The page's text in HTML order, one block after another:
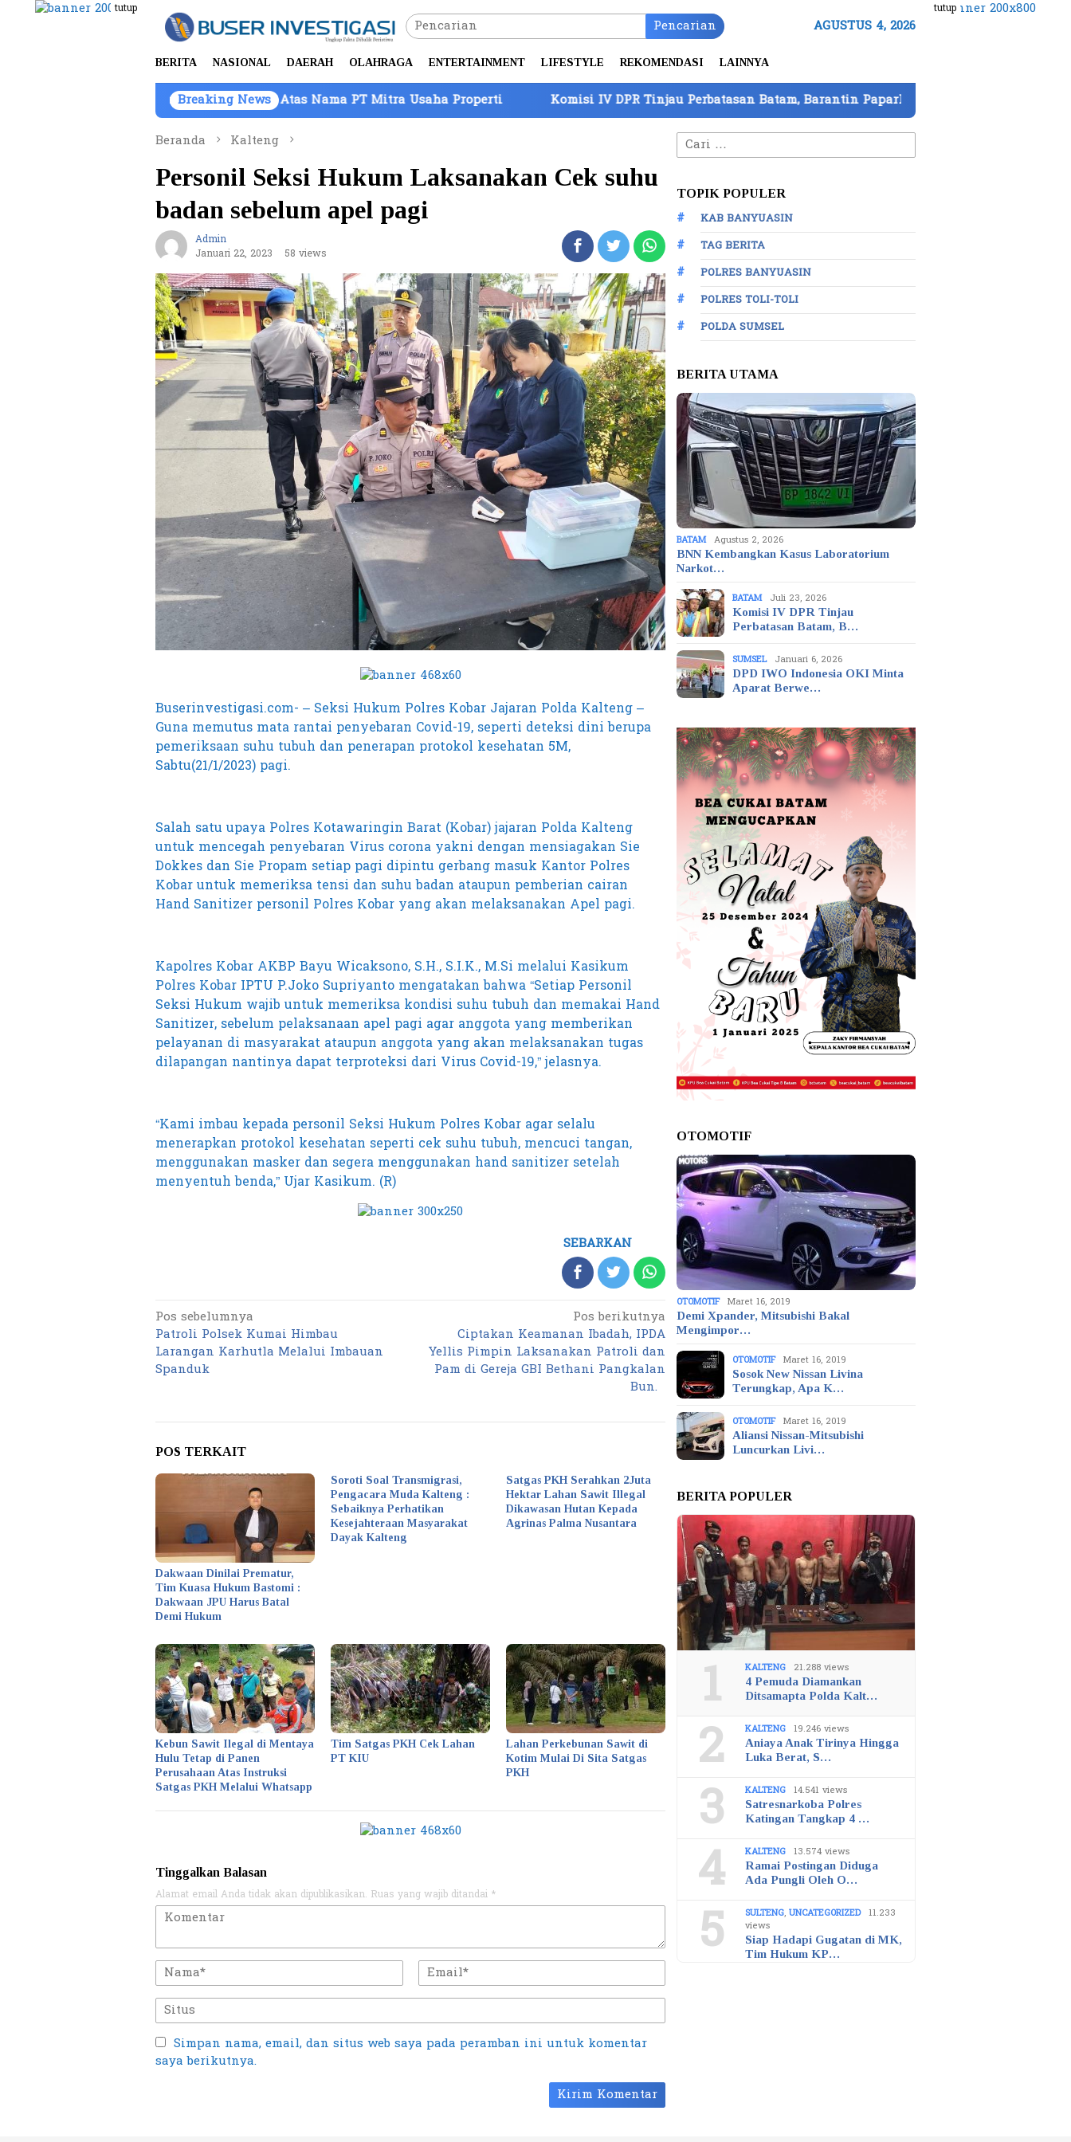
Loncat
tutup tutup
Pencarian AGUSTUS 4, 2026
BERITA NASIONAL DAERAH OLAHRAGA ENTERTAINMENT LIFESTYLE REKOMENDASI LAINNYA
Breaking News
Barang Bukti Atas Nama PT Mitra Usaha Properti Komisi IV DPR Tinjau Perbatasan Batam, Barantin Paparkan 7 Strategi Perkuat Pengawasan
Beranda
Kalteng
Personil Seksi Hukum Laksanakan Cek suhu
badan sebelum apel pagi
Admin
Januari 22, 2023
58 views
Buserinvestigasi.com- – Seksi Hukum Polres Kobar Jajaran Polda Kalteng –
Guna memutus mata rantai penyebaran Covid-19, seperti deteksi dini berupa
pemeriksaan suhu tubuh dan penerapan protokol kesehatan 5M,
Sabtu(21/1/2023) pagi.
Salah satu upaya Polres Kotawaringin Barat (Kobar) jajaran Polda Kalteng
untuk mencegah penyebaran Virus corona yakni dengan mensiagakan Sie
Dokkes dan Sie Propam setiap pagi dipintu gerbang masuk Kantor Polres
Kobar untuk memeriksa tensi dan suhu badan ataupun pemberian cairan
Hand Sanitizer personil Polres Kobar yang akan melaksanakan Apel pagi.
Kapolres Kobar AKBP Bayu Wicaksono, S.H., S.I.K., M.Si melalui Kasikum
Polres Kobar IPTU P.Joko Supriyanto mengatakan bahwa “Setiap Personil
Seksi Hukum wajib untuk memeriksa kondisi suhu tubuh dan memakai Hand
Sanitizer, sebelum pelaksanaan apel pagi agar anggota yang memberikan
pelayanan di masyarakat ataupun anggota yang akan melaksanakan tugas
dilapangan nantinya dapat terproteksi dari Virus Covid-19,” jelasnya.
“Kami imbau kepada personil Seksi Hukum Polres Kobar agar selalu
menerapkan protokol kesehatan seperti cek suhu tubuh, mencuci tangan,
menggunakan masker dan segera menggunakan hand sanitizer setelah
menyentuh benda,” Ujar Kasikum. (R)
SEBARKAN
Navigasi
pos
Pos sebelumnya
Patroli Polsek Kumai Himbau
Larangan Karhutla Melalui Imbauan
Spanduk
Pos berikutnya
Ciptakan Keamanan Ibadah, IPDA
Yellis Pimpin Laksanakan Patroli dan
Pam di Gereja GBI Bethani Pangkalan
Bun.
POS TERKAIT
Dakwaan Dinilai Prematur,
Tim Kuasa Hukum Bastomi :
Dakwaan JPU Harus Batal
Demi Hukum
Soroti Soal Transmigrasi,
Pengacara Muda Kalteng :
Sebaiknya Perhatikan
Kesejahteraan Masyarakat
Dayak Kalteng
Satgas PKH Serahkan 2Juta
Hektar Lahan Sawit Illegal
Dikawasan Hutan Kepada
Agrinas Palma Nusantara
Kebun Sawit Ilegal di Mentaya
Hulu Tetap di Panen
Perusahaan Atas Instruksi
Satgas PKH Melalui Whatsapp
Tim Satgas PKH Cek Lahan
PT KIU
Lahan Perkebunan Sawit di
Kotim Mulai Di Sita Satgas
PKH
Tinggalkan Balasan
Alamat email Anda tidak akan dipublikasikan. Ruas yang wajib ditandai *
Simpan nama, email, dan situs web saya pada peramban ini untuk komentar
saya berikutnya.
Cari
untuk:
TOPIK POPULER
KAB BANYUASIN
TAG BERITA
POLRES BANYUASIN
POLRES TOLI-TOLI
POLDA SUMSEL
BERITA UTAMA
BATAM Agustus 2, 2026
BNN Kembangkan Kasus Laboratorium
Narkot…
BATAM Juli 23, 2026
Komisi IV DPR Tinjau
Perbatasan Batam, B…
SUMSEL Januari 6, 2026
DPD IWO Indonesia OKI Minta
Aparat Berwe…
OTOMOTIF
OTOMOTIF Maret 16, 2019
Demi Xpander, Mitsubishi Bakal
Mengimpor…
OTOMOTIF Maret 16, 2019
Sosok New Nissan Livina
Terungkap, Apa K…
OTOMOTIF Maret 16, 2019
Aliansi Nissan-Mitsubishi
Luncurkan Livi…
BERITA POPULER
1 KALTENG 21.288 views
4 Pemuda Diamankan
Ditsamapta Polda Kalt…
2 KALTENG 19.246 views
Aniaya Anak Tirinya Hingga
Luka Berat, S…
3 KALTENG 14.541 views
Satresnarkoba Polres
Katingan Tangkap 4 …
4 KALTENG 13.574 views
Ramai Postingan Diduga
Ada Pungli Oleh O…
5 SULTENG,UNCATEGORIZED 11.233
views
Siap Hadapi Gugatan di MK,
Tim Hukum KP…